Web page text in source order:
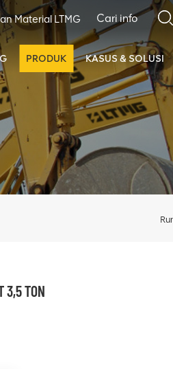
Material LTMG
PRODUK KASUS & SOLUSI
3,5 TON